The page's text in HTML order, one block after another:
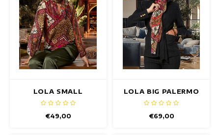
LOLA SMALL
PALERMO SCHAL
€49,00
LOLA BIG PALERMO
SCHAL
€69,00